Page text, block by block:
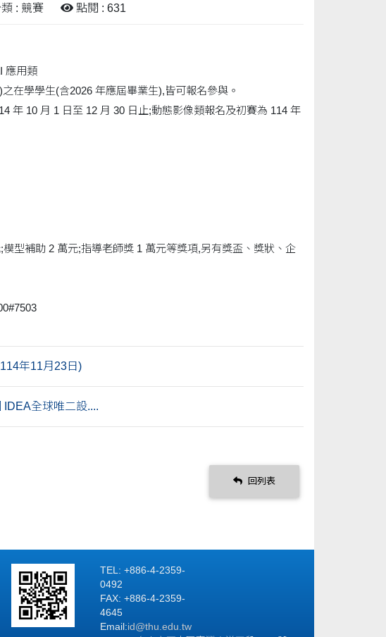
: 競賽 點閱 : 631
應用類
在學學生(含2026 年應屆畢業生),皆可報名參與。
年 10 月 1 日至 12 月 30 日止;動態影像類報名及初賽為 114 年
型補助 2 萬元;指導老師獎 1 萬元等獎項,另有獎盃、獎狀、企
年11月23日)
全球唯二設....
回列表
TEL: +886-4-2359-
0492
FAX: +886-4-2359-
4645
Email:id @thu.edu.tw